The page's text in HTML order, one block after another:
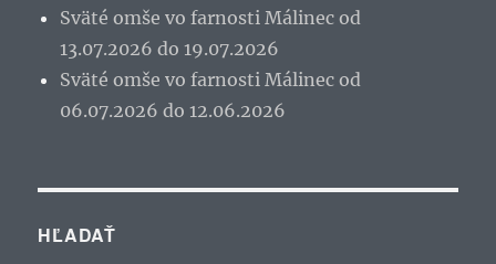
Sväté omše vo farnosti Málinec od
13.07.2026 do 19.07.2026
Sväté omše vo farnosti Málinec od
06.07.2026 do 12.06.2026
HĽADAŤ